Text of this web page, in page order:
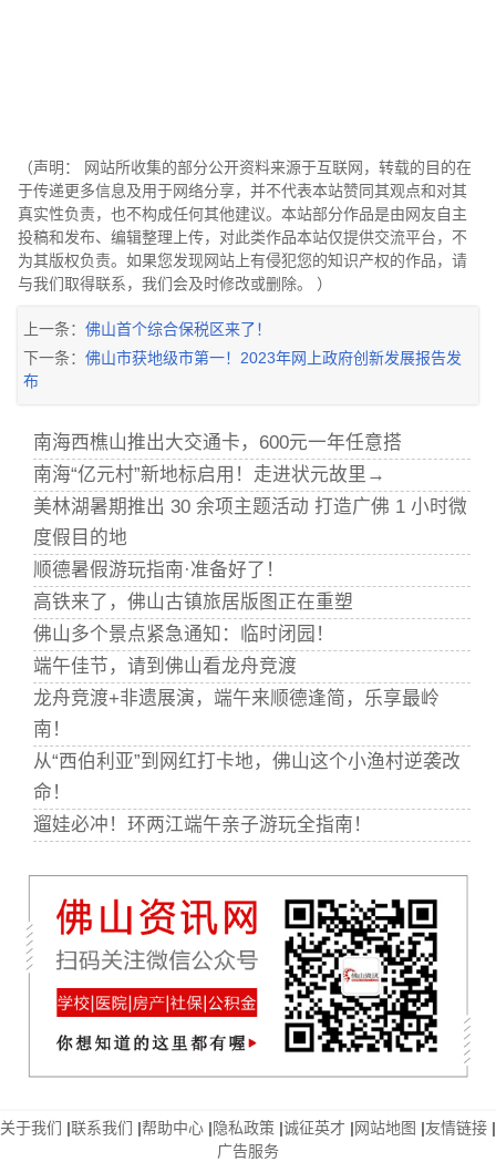
（声明： 网站所收集的部分公开资料来源于互联网，转载的目的在
于传递更多信息及用于网络分享，并不代表本站赞同其观点和对其
真实性负责，也不构成任何其他建议。本站部分作品是由网友自主
投稿和发布、编辑整理上传，对此类作品本站仅提供交流平台，不
为其版权负责。如果您发现网站上有侵犯您的知识产权的作品，请
与我们取得联系，我们会及时修改或删除。 ）
上一条： 佛山首个综合保税区来了！
下一条： 佛山市获地级市第一！2023年网上政府创新发展报告发
布
南海西樵山推出大交通卡，600元一年任意搭
南海“亿元村”新地标启用！走进状元故里→
美林湖暑期推出 30 余项主题活动 打造广佛 1 小时微
度假目的地
顺德暑假游玩指南·准备好了！
高铁来了，佛山古镇旅居版图正在重塑
佛山多个景点紧急通知：临时闭园！
端午佳节，请到佛山看龙舟竞渡
龙舟竞渡+非遗展演，端午来顺德逢简，乐享最岭
南！
从“西伯利亚”到网红打卡地，佛山这个小渔村逆袭改
命！
遛娃必冲！环两江端午亲子游玩全指南！
关于我们 |联系我们 |帮助中心 |隐私政策 |诚征英才 |网站地图 |友情链接 |
广告服务